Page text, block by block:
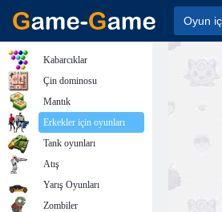
Kabarcıklar
Çin dominosu
Mantık
Erkekler için oyunları
Tank oyunları
Atış
Yarış Oyunları
Zombiler